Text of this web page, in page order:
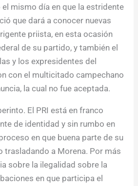
mismo día en que la estridente
que dará a conocer nuevas
priista, en esta ocasión
de su partido, y también el
y los expresidentes del
con el multicitado campechano
la cual no fue aceptada.
El PRI está en franco
de identidad y sin rumbo en
en que buena parte de su
trasladando a Morena. Por más
sobre la ilegalidad sobre la
en que participa el